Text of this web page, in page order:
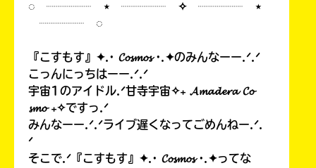
◌ ┈┈┈┈ ⋆ ┈┈┈┈ ✧ ┈┈┈┈ ⋆
┈┈┈┈ ◌
『こすもす』✦.· 𝓒𝓸𝓼𝓶𝓸𝓼 ·.✦のみんなーー.ᐟ.ᐟ
こっんにっちはーー.ᐟ.ᐟ
宇宙1のアイドル.ᐟ甘寺宇宙✧₊ 𝓐𝓶𝓪𝓭𝓮𝓻𝓪 𝓒𝓸
𝓼𝓶𝓸 ₊✧ですっ.ᐟ
みんなーー.ᐟ.ᐟライブ遅くなってごめんねー.ᐟ.
ᐟ
そこで.ᐟ『こすもす』✦.· 𝓒𝓸𝓼𝓶𝓸𝓼 ·.✦ってな